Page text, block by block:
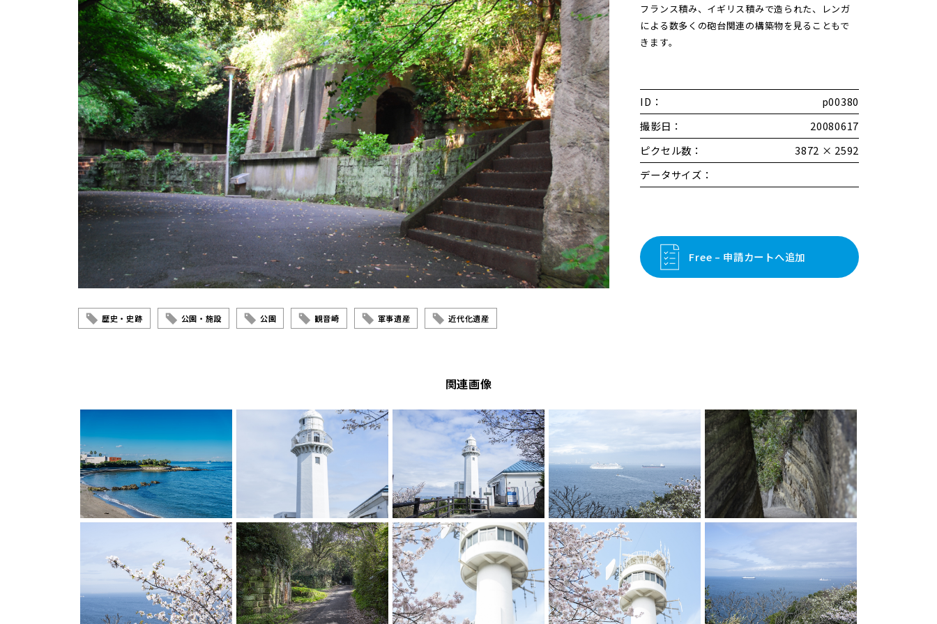
歴史・史跡 公園・施設 公園 観音崎 軍事遺産 近代化遺産
フランス積み、イギリス積みで造られた、レンガ
による数多くの砲台関連の構築物を見ることもで
きます。
ID：
p00380
撮影日：
20080617
ピクセル数：
3872 × 2592
データサイズ：
Free – 申請カートへ追加
関連画像